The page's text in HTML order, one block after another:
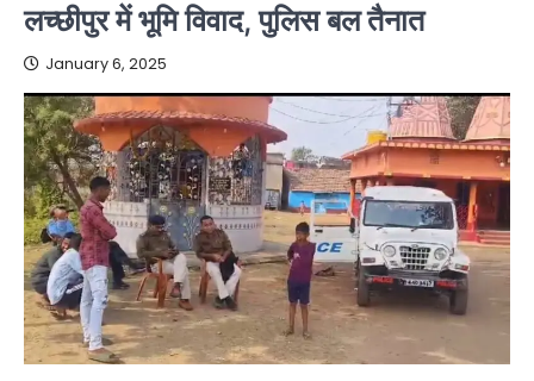
लच्छीपुर में भूमि विवाद, पुलिस बल तैनात
January 6, 2025